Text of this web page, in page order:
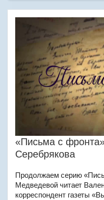
«Письма с
Серебрякова
Продолжаем серию
Медведевой читает
корреспондент газеты